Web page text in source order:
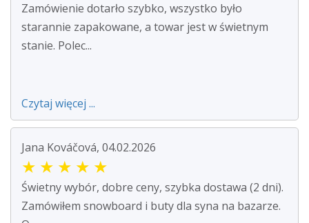
Zamówienie dotarło szybko, wszystko było
starannie zapakowane, a towar jest w świetnym
stanie. Polec...
Czytaj więcej ...
Jana Kováčová, 04.02.2026
★ ★ ★ ★ ★
Świetny wybór, dobre ceny, szybka dostawa (2 dni).
Zamówiłem snowboard i buty dla syna na bazarze.